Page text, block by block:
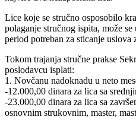
Lice koje se stručno osposobilo
polaganje stručnog ispita, može
period potreban za sticanje uslova
Tokom trajanja stručne prakse
poslodavcu isplati:
1. Novčanu nadoknadu u neto
-12.000,00 dinara za lica sa
-23.000,00 dinara za lica sa
osnovnim strukovnim, master,